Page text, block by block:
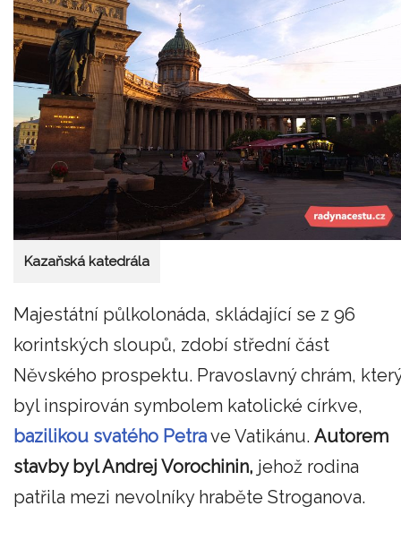
Kazaňská katedrála
Majestátní půlkolonáda, skládající se z 96
korintských sloupů, zdobí střední část
Něvského prospektu. Pravoslavný chrám,
byl inspirován symbolem katolické církve,
bazilikou svatého Petrave Vatikánu. Autorem
stavby byl Andrej Vorochinin, jehož rodina
patřila mezi nevolníky hraběte Stroganova.